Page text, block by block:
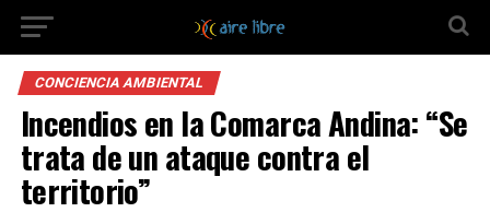
CONCIENCIA AMBIENTAL
Incendios en la Comarca Andina: “Se
trata de un ataque contra el
territorio”